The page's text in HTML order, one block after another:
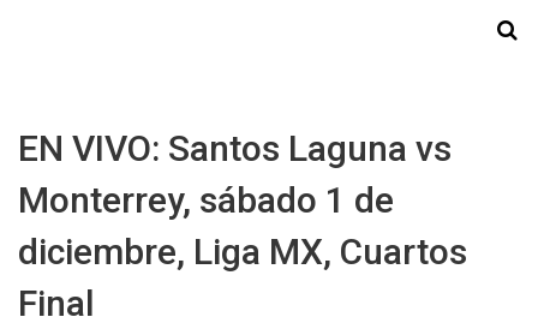
EN VIVO: Santos Laguna vs
Monterrey, sábado 1 de
diciembre, Liga MX, Cuartos
Final